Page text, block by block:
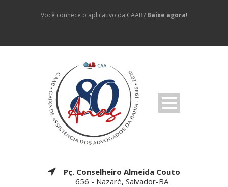
Você conhece o aplicativo da CAAB? Baixe agora!
Pç. Conselheiro Almeida Couto
656 - Nazaré, Salvador-BA